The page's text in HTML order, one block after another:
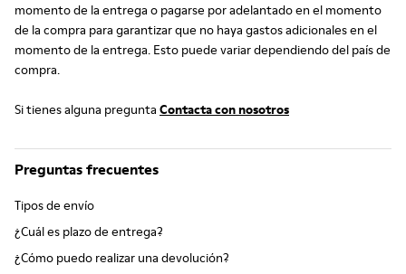
momento de la entrega o pagarse por adelantado en el momento
de la compra para garantizar que no haya gastos adicionales en el
momento de la entrega. Esto puede variar dependiendo del país de
compra.
Si tienes alguna pregunta Contacta con nosotros
Preguntas frecuentes
Tipos de envío
¿Cuál es plazo de entrega?
¿Cómo puedo realizar una devolución?